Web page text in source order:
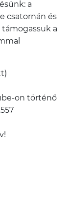
a
csatornán és
a
on történő